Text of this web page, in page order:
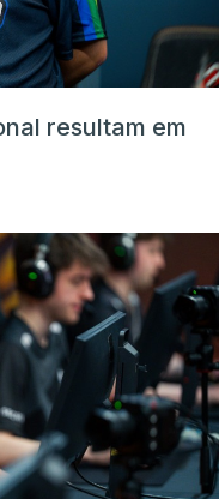
resultam em